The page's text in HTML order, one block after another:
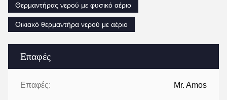
Επαφές
Επαφές: Mr. Amos
Θερμαντήρας νερού με φυσικό αέριο
Οικιακό θερμαντήρα νερού με αέριο